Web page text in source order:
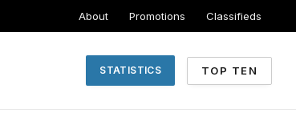
About Promotions Classifieds
STATISTICS TOP TEN